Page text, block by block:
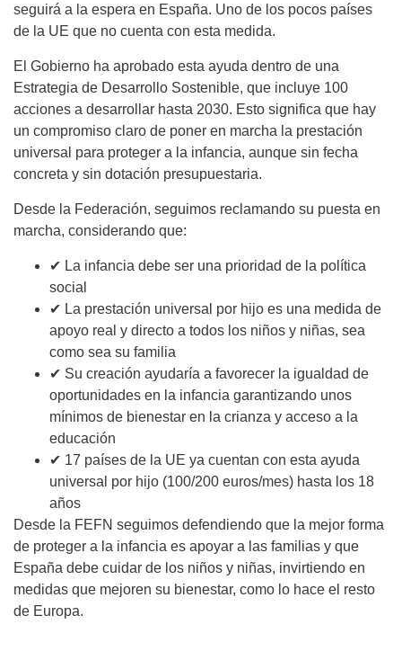
seguirá a la espera en España. Uno de los pocos países
de la UE que no cuenta con esta medida.
El Gobierno ha aprobado esta ayuda dentro de una
Estrategia de Desarrollo Sostenible, que incluye 100
acciones a desarrollar hasta 2030. Esto significa que hay
un compromiso claro de poner en marcha la prestación
universal para proteger a la infancia, aunque sin fecha
concreta y sin dotación presupuestaria.
Desde la Federación, seguimos reclamando su puesta en
marcha, considerando que:
✔ La infancia debe ser una prioridad de la política
social
✔ La prestación universal por hijo es una medida de
apoyo real y directo a todos los niños y niñas, sea
como sea su familia
✔ Su creación ayudaría a favorecer la igualdad de
oportunidades en la infancia garantizando unos
mínimos de bienestar en la crianza y acceso a la
educación
✔ 17 países de la UE ya cuentan con esta ayuda
universal por hijo (100/200 euros/mes) hasta los 18
años
Desde la FEFN seguimos defendiendo que la mejor forma
de proteger a la infancia es apoyar a las familias y que
España debe cuidar de los niños y niñas, invirtiendo en
medidas que mejoren su bienestar, como lo hace el resto
de Europa.